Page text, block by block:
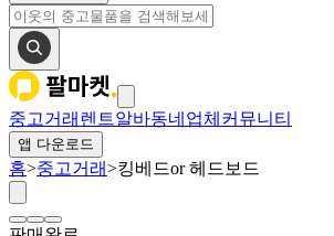
중고거래 렌트알바동네업체 커뮤니티
앱 다운로드
홈>중고거래>킹베드or 헤드보드